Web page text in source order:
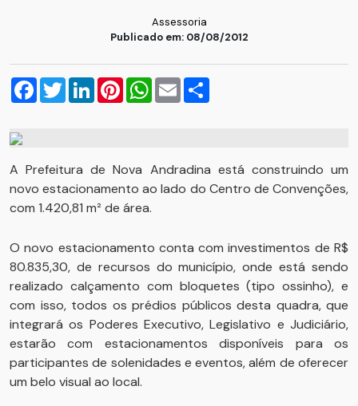
Assessoria
Publicado em: 08/08/2012
Facebook
TwitterLinkedInPinterestWhatsApp
Email
A Prefeitura de Nova Andradina está construindo um
novo estacionamento ao lado do Centro de Convenções,
com 1.420,81 m² de área.
O novo estacionamento conta com investimentos de R$
80.835,30, de recursos do município, onde está sendo
realizado calçamento com bloquetes (tipo ossinho), e
com isso, todos os prédios públicos desta quadra, que
integrará os Poderes Executivo, Legislativo e Judiciário,
estarão com estacionamentos disponíveis para os
participantes de solenidades e eventos, além de oferecer
um belo visual ao local.